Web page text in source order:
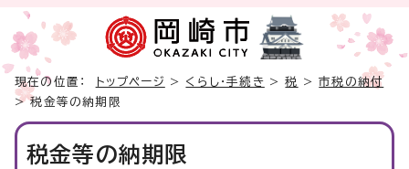
現在の位置： トップページ > くらし・手続き >税 >市税の納付
> 税金等の納期限
税金等の納期限